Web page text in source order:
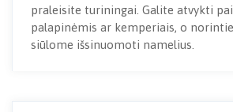
praleisite turiningai. Galite atvykti
palapinėmis ar kemperiais, o
siūlome išsinuomoti namelius.